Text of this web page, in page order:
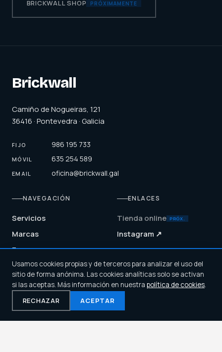
BRICKWALL SHOP PRÓXIMAMENTE
Brickwall
Camiño de Nogueiras, 121
36416 · Pontevedra · Galicia
FIJO 986 195 733
MÓVIL 635 254 589
EMAIL oficina@brickwall.gal
NAVEGACIÓN
Servicios
Marcas
Empresa
Blog
Contacto
ENLACES
Tienda online PRÓX.
Instagram ↗
HORARIO
Lun — Vie
Usamos cookies propias y de terceros para analizar el uso del
sitio de forma anónima. Las cookies analíticas solo se activan
si las aceptas. Más información en nuestra política de cookies.
RECHAZAR
ACEPTAR